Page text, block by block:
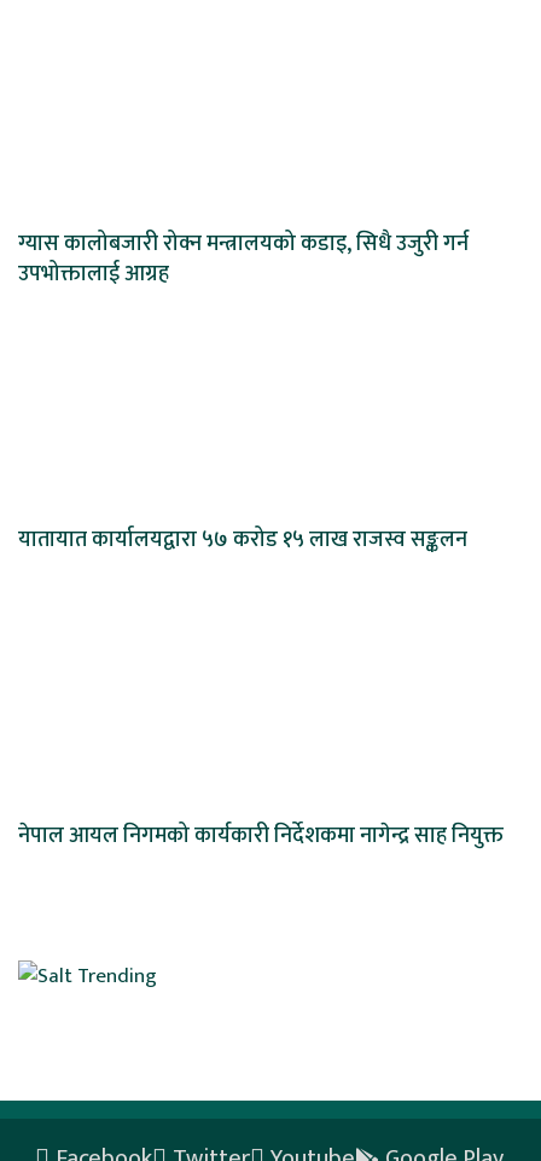
ग्यास कालोबजारी रोक्न मन्त्रालयको कडाइ, सिधै उजुरी गर्न
उपभोक्तालाई आग्रह
यातायात कार्यालयद्वारा ५७ करोड १५ लाख राजस्व सङ्कलन
नेपाल आयल निगमको कार्यकारी निर्देशकमा नागेन्द्र साह नियुक्त